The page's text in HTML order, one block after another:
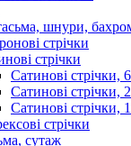
шнури,
стрічки
стрічки
Сатинові стрічки,
Сатинові стрічки,
Сатинові стрічки,
стрічки
сутаж